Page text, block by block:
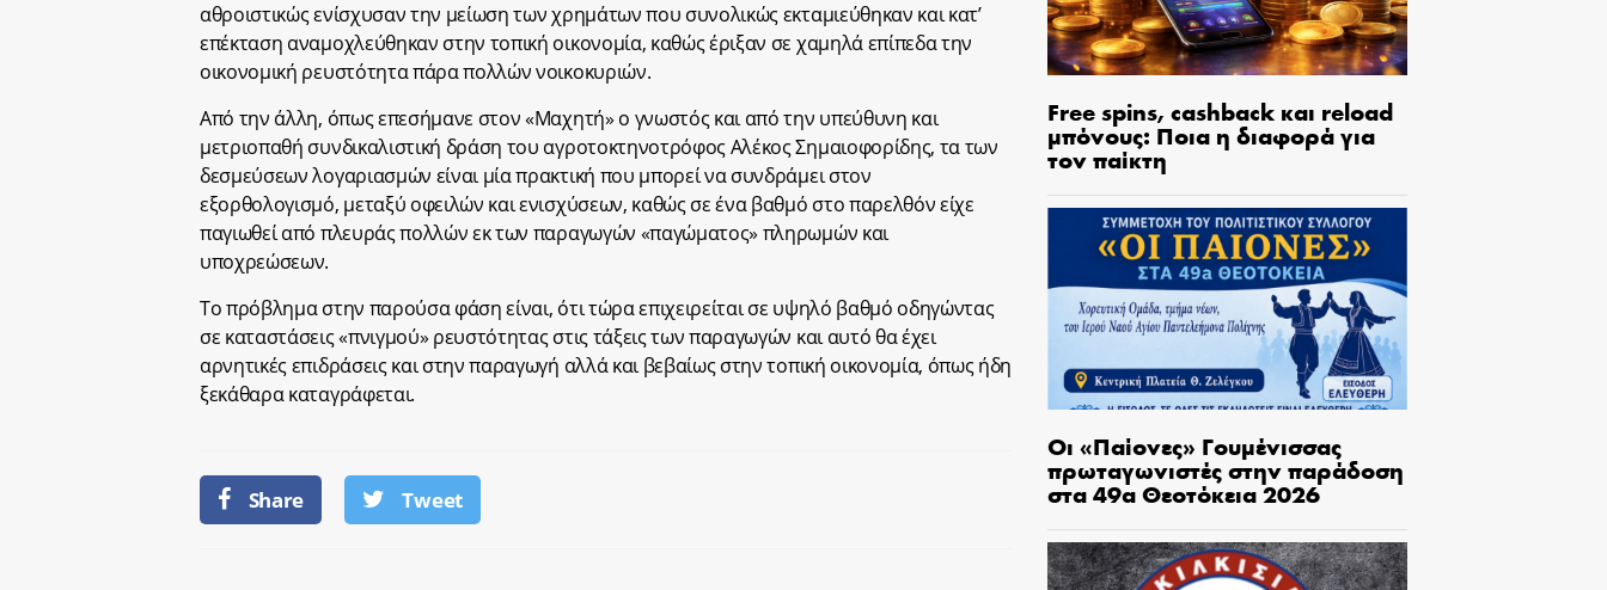
αθροιστικώς ενίσχυσαν την μείωση των χρημάτων που συνολικώς εκταμιεύθηκαν και κατ’
επέκταση αναμοχλεύθηκαν στην τοπική οικονομία, καθώς έριξαν σε χαμηλά επίπεδα την
οικονομική ρευστότητα πάρα πολλών νοικοκυριών.
Από την άλλη, όπως επεσήμανε στον «Μαχητή» ο γνωστός και από την υπεύθυνη και
μετριοπαθή συνδικαλιστική δράση του αγροτοκτηνοτρόφος Αλέκος Σημαιοφορίδης, τα των
δεσμεύσεων λογαριασμών είναι μία πρακτική που μπορεί να συνδράμει στον
εξορθολογισμό, μεταξύ οφειλών και ενισχύσεων, καθώς σε ένα βαθμό στο παρελθόν είχε
παγιωθεί από πλευράς πολλών εκ των παραγωγών «παγώματος» πληρωμών και
υποχρεώσεων.
Το πρόβλημα στην παρούσα φάση είναι, ότι τώρα επιχειρείται σε υψηλό βαθμό οδηγώντας
σε καταστάσεις «πνιγμού» ρευστότητας στις τάξεις των παραγωγών και αυτό θα έχει
αρνητικές επιδράσεις και στην παραγωγή αλλά και βεβαίως στην τοπική οικονομία, όπως ήδη
ξεκάθαρα καταγράφεται.
Share Tweet
Free spins, cashback και reload
μπόνους: Ποια η διαφορά για
τον παίκτη
Οι «Παίονες» Γουμένισσας
πρωταγωνιστές στην παράδοση
στα 49α Θεοτόκεια 2026